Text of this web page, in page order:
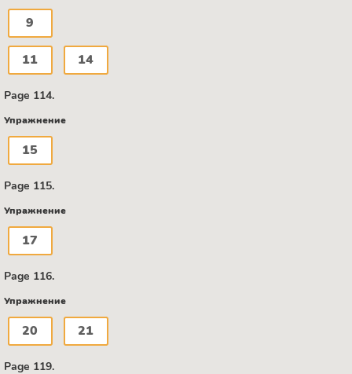
9
11 14
Page 114.
Упражнение
15
Page 115.
Упражнение
17
Page 116.
Упражнение
20 21
Page 119.